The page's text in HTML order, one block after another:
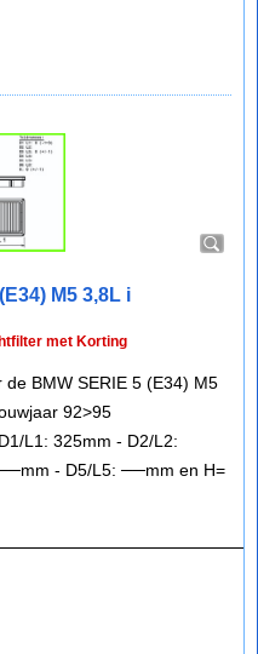
M5 3,8L i
met Korting
BMW SERIE 5 (E34) M5
92>95
L1: 325mm - D2/L2:
- D5/L5: ──mm en H=